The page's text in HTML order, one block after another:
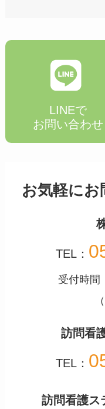
LINEで
お問い合わせ
お気軽に
TEL：
受付時間
訪問看
TEL：
訪問看護ス